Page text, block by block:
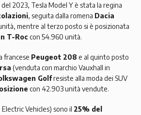
2023, Tesla Model Y è stata la regina
, seguita dalla romena Dacia
mentre al terzo posto si è posizionata
T-Roc con 54.960 unità.
francese Peugeot 208 e al quinto posto
(venduta con marchio Vauxhall in
Golfresiste alla moda dei SUV
con 42.903 unità vendute.
Vehicles) sono il 25% del